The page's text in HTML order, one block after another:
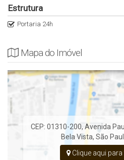
Estrutura
Portaria 24h
Mapa do Imóvel
CEP: 01310-200,Avenida
Bela Vista, São
Clique aqui para